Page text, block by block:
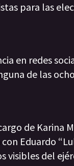
para las
en redes
de las
de
Eduardo
visibles del